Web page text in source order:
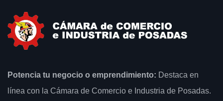
Potencia tu negocio o emprendimiento: Destaca en
línea con la Cámara de Comercio e Industria de Posadas.